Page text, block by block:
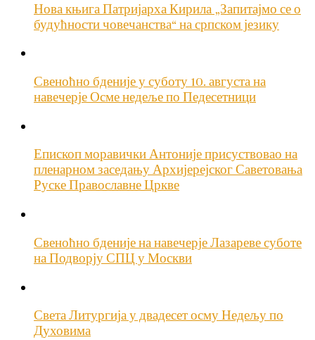
Нова књига Патријарха Кирила „Запитајмо се о
будућности човечанства“ на српском језику
Свеноћно бденије у суботу 10. августа на
навечерје Осме недеље по Педесетници
Епископ моравички Антоније присуствовао на
пленарном заседању Архијерејског Саветовања
Руске Православне Цркве
Свеноћно бденије на навечерје Лазареве суботе
на Подворју СПЦ у Москви
Света Литургија у двадесет осму Недељу по
Духовима